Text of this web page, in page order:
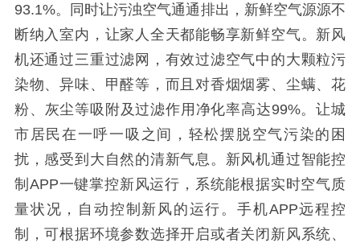
93.1%。同时让污浊空气通通排出，新鲜空气源源不
断纳入室内，让家人全天都能畅享新鲜空气。新风
机还通过三重过滤网，有效过滤空气中的大颗粒污
染物、异味、甲醛等，而且对香烟烟雾、尘螨、花
粉、灰尘等吸附及过滤作用净化率高达99%。让城
市居民在一呼一吸之间，轻松摆脱空气污染的困
扰，感受到大自然的清新气息。新风机通过智能控
制APP一键掌控新风运行，系统能根据实时空气质
量状况，自动控制新风的运行。手机APP远程控
制，可根据环境参数选择开启或者关闭新风系统、